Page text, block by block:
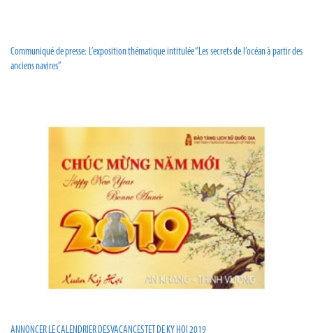
Communiqué de presse: L’exposition thématique intitulée “Les secrets de l’océan à partir des
anciens navires”
ANNONCER LE CALENDRIER DES VACANCES TET DE KY HOI 2019